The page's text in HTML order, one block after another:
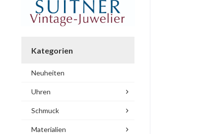
Kategorien
Neuheiten
Uhren
Schmuck
Materialien